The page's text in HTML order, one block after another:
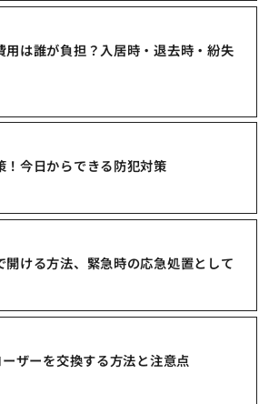
用は誰が負担？入居時・退去時・紛失
！今日からできる防犯対策
開ける方法、緊急時の応急処置として
ザーを交換する方法と注意点